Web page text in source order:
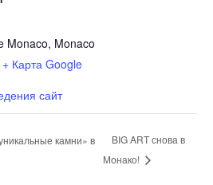
Monaco, Monaco
+ Карта Google
сайт
камни» в
BIG ART снова в
Монако!